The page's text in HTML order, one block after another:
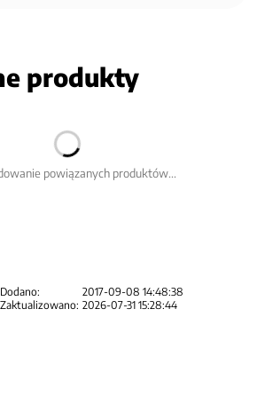
produkty
powiązanych produktów...
Dodano:
2017-09-08 14:48:38
Zaktualizowano: 2026-07-31 15:28:44